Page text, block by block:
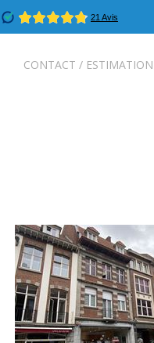
CONTACT / ESTIMATION